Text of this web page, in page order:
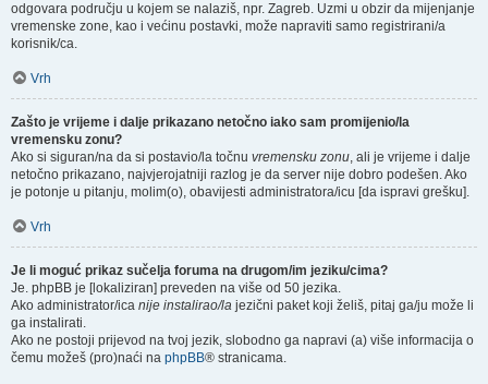
odgovara području u kojem se nalaziš, npr. Zagreb. Uzmi u obzir da mijenjanje
vremenske zone, kao i većinu postavki, može napraviti samo registrirani/a
korisnik/ca.
Vrh
Zašto je vrijeme i dalje prikazano netočno iako sam promijenio/la
vremensku zonu?
Ako si siguran/na da si postavio/la točnu vremensku zonu, ali je vrijeme i dalje
netočno prikazano, najvjerojatniji razlog je da server nije dobro podešen. Ako
je potonje u pitanju, molim(o), obavijesti administratora/icu [da ispravi grešku].
Vrh
Je li moguć prikaz sučelja foruma na drugom/im jeziku/cima?
Je. phpBB je [lokaliziran] preveden na više od 50 jezika.
Ako administrator/ica nije instalirao/la jezični paket koji želiš, pitaj ga/ju može li
ga instalirati.
Ako ne postoji prijevod na tvoj jezik, slobodno ga napravi (a) više informacija o
čemu možeš (pro)naći na phpBB® stranicama.